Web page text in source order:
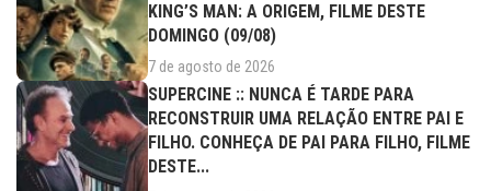
KING’S MAN: A ORIGEM, FILME DESTE
DOMINGO (09/08)
7 de agosto de 2026
SUPERCINE :: NUNCA É TARDE PARA
RECONSTRUIR UMA RELAÇÃO ENTRE PAI E
FILHO. CONHEÇA DE PAI PARA FILHO, FILME
DESTE...